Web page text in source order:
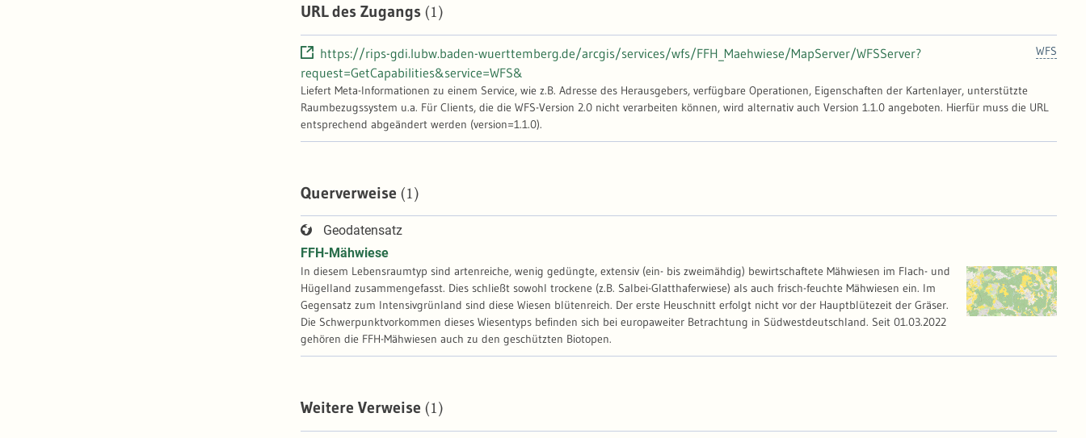
URL des Zugangs (1)
WFS
https://rips-gdi.lubw.baden-wuerttemberg.de/arcgis/services/wfs/FFH_Maehwiese/MapServer/WFSServer?
request=GetCapabilities&service=WFS&
Liefert Meta-Informationen zu einem Service, wie z.B. Adresse des Herausgebers, verfügbare Operationen, Eigenschaften der Kartenlayer, unterstützte
Raumbezugssystem u.a. Für Clients, die die WFS-Version 2.0 nicht verarbeiten können, wird alternativ auch Version 1.1.0 angeboten. Hierfür muss die URL
entsprechend abgeändert werden (version=1.1.0).
Querverweise (1)
Geodatensatz
FFH-Mähwiese
In diesem Lebensraumtyp sind artenreiche, wenig gedüngte, extensiv (ein- bis zweimähdig) bewirtschaftete Mähwiesen im Flach- und
Hügelland zusammengefasst. Dies schließt sowohl trockene (z.B. Salbei-Glatthaferwiese) als auch frisch-feuchte Mähwiesen ein. Im
Gegensatz zum Intensivgrünland sind diese Wiesen blütenreich. Der erste Heuschnitt erfolgt nicht vor der Hauptblütezeit der Gräser.
Die Schwerpunktvorkommen dieses Wiesentyps befinden sich bei europaweiter Betrachtung in Südwestdeutschland. Seit 01.03.2022
gehören die FFH-Mähwiesen auch zu den geschützten Biotopen.
Weitere Verweise (1)